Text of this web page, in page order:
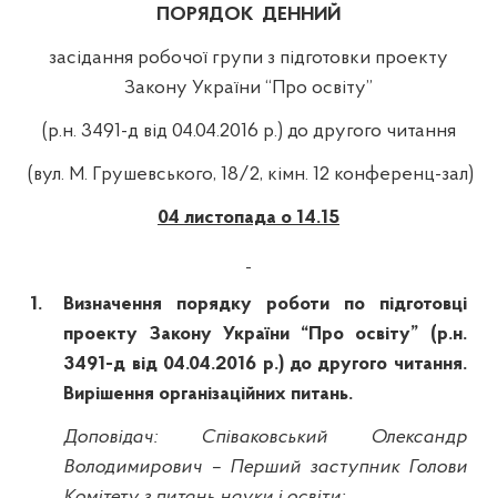
ПОРЯДОК ДЕННИЙ
засідання робочої групи з підготовки проекту
Закону України “Про освіту”
(р.н. 3491-д від 04.04.2016 р.) до другого читання
(вул. М. Грушевського, 18/2, кімн. 12 конференц-зал)
04 листопада о 14.15
1.
Визначення порядку роботи по підготовці
проекту Закону України “Про освіту” (р.н.
3491-д від 04.04.2016 р.) до другого читання.
Вирішення організаційних питань.
Доповідач: Співаковський Олександр
Володимирович – Перший заступник Голови